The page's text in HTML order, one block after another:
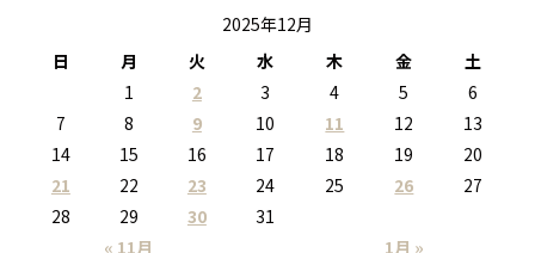
2025年12月
日
月 火 水 木 金 土
« 11月 1月 »
1 2 3 4 5
6
7
8 9 10 11 12
13
14
15 16 17 18 19
20
21
22 23 24 25 26
27
28
29 30 31